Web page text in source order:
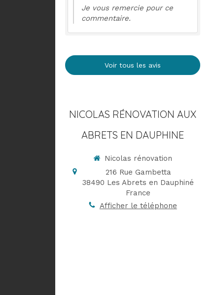
Je vous remercie pour ce
commentaire.
Voir tous les avis
NICOLAS RÉNOVATION AUX
ABRETS EN DAUPHINE
Nicolas rénovation
216 Rue Gambetta
38490 Les Abrets en Dauphiné
France
Afficher le téléphone